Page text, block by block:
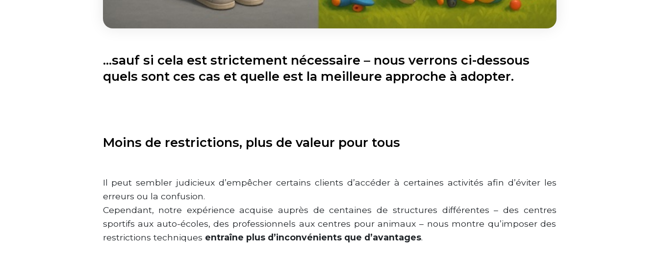
…sauf si cela est strictement nécessaire – nous verrons ci-dessous
quels sont ces cas et quelle est la meilleure approche à adopter.
Moins de restrictions, plus de valeur pour tous
Il peut sembler judicieux d’empêcher certains clients d’accéder à certaines activités afin d’éviter les
erreurs ou la confusion.
Cependant, notre expérience acquise auprès de centaines de structures différentes – des centres
sportifs aux auto-écoles, des professionnels aux centres pour animaux – nous montre qu’imposer des
restrictions techniques entraîne plus d’inconvénients que d’avantages.